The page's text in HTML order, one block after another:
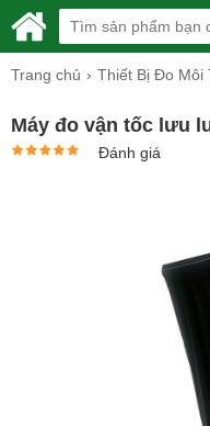
Trang chủ Thiết Bị Đo Môi
Máy đo vận tốc lưu
Đánh giá